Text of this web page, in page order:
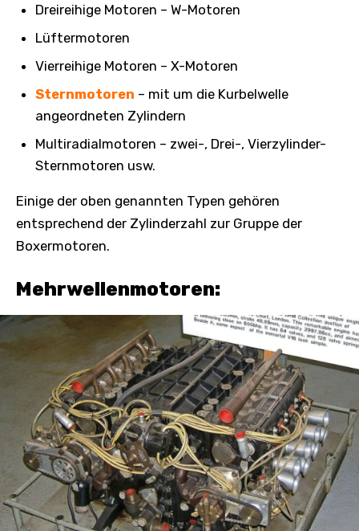
Dreireihige Motoren – W-Motoren
Lüftermotoren
Vierreihige Motoren – X-Motoren
Sternmotoren – mit um die Kurbelwelle
angeordneten Zylindern
Multiradialmotoren – zwei-, Drei-, Vierzylinder-
Sternmotoren usw.
Einige der oben genannten Typen gehören
entsprechend der Zylinderzahl zur Gruppe der
Boxermotoren.
Mehrwellenmotoren: